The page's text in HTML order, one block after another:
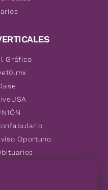
Gráfico
Oportuno